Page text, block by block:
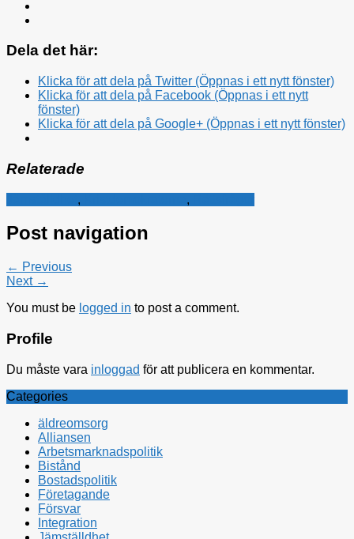
Dela det här:
Klicka för att dela på Twitter (Öppnas i ett nytt fönster)
Klicka för att dela på Facebook (Öppnas i ett nytt
fönster)
Klicka för att dela på Google+ (Öppnas i ett nytt fönster)
Relaterade
, ,
Post navigation
← Previous
Next →
You must be logged in to post a comment.
Profile
Du måste vara inloggad för att publicera en kommentar.
Categories
äldreomsorg
Alliansen
Arbetsmarknadspolitik
Bistånd
Bostadspolitik
Företagande
Försvar
Integration